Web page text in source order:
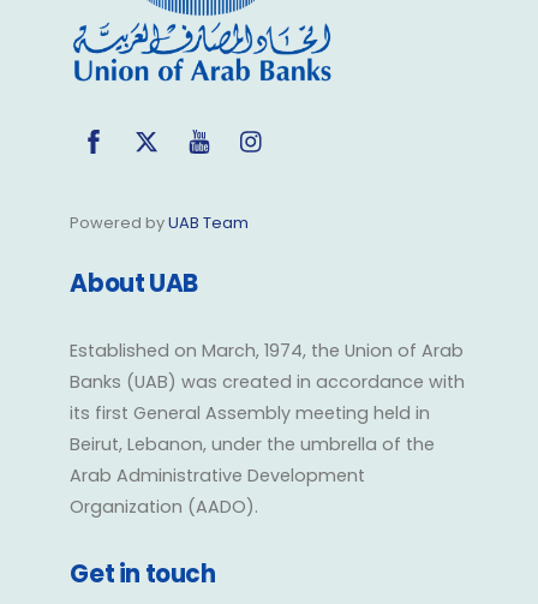
FacebookTwitter YouTube
Powered byUAB Team
About UAB
Established on March, 1974, the Union of Arab
Banks (UAB) was created in accordance with
its first General Assembly meeting held in
Beirut, Lebanon, under the umbrella of the
Arab Administrative Development
Organization (AADO).
Get in touch